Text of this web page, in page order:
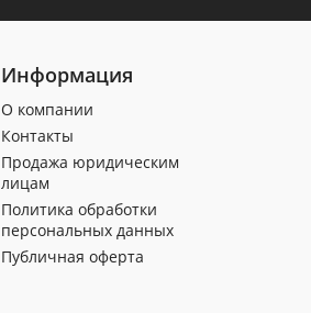
Информация
О компании
Контакты
Продажа юридическим
лицам
Политика обработки
персональных данных
Публичная оферта